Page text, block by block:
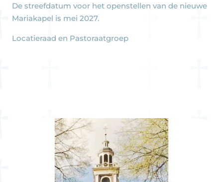
De streefdatum voor het openstellen van de nieuwe
Mariakapel is mei 2027.
Locatieraad en Pastoraatgroep